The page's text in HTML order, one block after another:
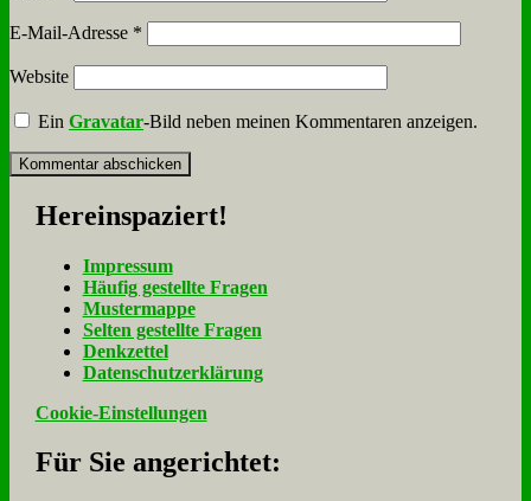
E-Mail-Adresse *
Website
EinGravatar-Bild neben meinen Kommentaren anzeigen.
Her­ein­spa­ziert!
Im­pres­sum
Häu­fig ge­stell­te Fra­gen
Mu­ster­map­pe
Sel­ten ge­stell­te Fra­gen
Denk­zet­tel
Da­ten­schutz­er­klä­rung
Cookie-Einstellungen
Für Sie an­ge­rich­tet: